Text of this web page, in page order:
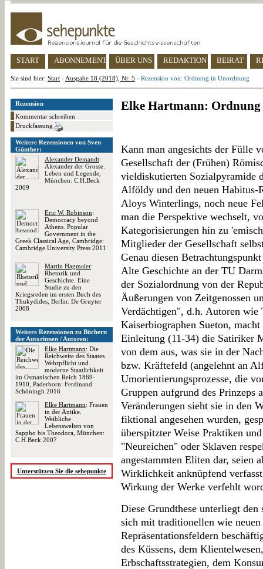
START ABONNEMENT ÜBER UNS REDAKTION BEIRAT
Sie sind hier: Start - Ausgabe 18 (2018), Nr. 5 - Rezension von: Ordnung in Unordnung
Rezension
Kommentar schreiben
Druckfassung
Weitere Rezensionen von Sven
Günther:
Alexander Demandt:
Alexander der Grosse.
Leben und Legende,
München: C.H.Beck
2009
Eric W. Robinson:
Democracy beyond
Athens. Popular
Government in the
Greek Classical Age, Cambridge:
Cambridge University Press 2011
Martin Hagmaier:
Rhetorik und
Geschichte. Eine
Studie zu den
Kriegsreden im ersten Buch des
Thukydides, Berlin: De Gruyter
2008
Weitere Rezensionen zu Büchern
der Autorinnen / Autoren:
Elke Hartmann: Die
Reichweite des Staates.
Wehrpflicht und
moderne Staatlichkeit
im Osmanischen Reich 1869-
1910, Paderborn: Ferdinand
Schöningh 2016
Elke Hartmann: Frauen
in der Antike.
Weibliche
Lebenswelten von
Sappho bis Theodora, München:
C.H.Beck 2007
Unterstützen Sie die sehepunkte
Elke Hartmann:
Kann man angesichts der Fülle
Gesellschaft der (Frühen)
vieldiskutierten Sozialpyramide
Alföldy und den neuen Habitus-
Aloys Winterlings, noch neue
man die Perspektive wechselt,
Kategorisierungen hin zu
Mitglieder der Gesellschaft
Genau diesen
Alte Geschichte an der TU
der Sozialordnung von der
Äußerungen von Zeitgenossen
Verdächtigen", d.h. Autoren wie
Kaiserbiographen Sueton,
Einleitung (11-34) die Satiriker
von dem aus, was sie in der
bzw. Kräftefeld (angelehnt an
Umorientierungsprozesse, die
Gruppen aufgrund des Prinzeps
Veränderungen sieht sie in den
fiktional angesehen wurden,
überspitzter Weise Praktiken
"Neureichen" oder Sklaven
angestammten Eliten dar, seien
Wirklichkeit anknüpfend
Wirkung der Werke verfehlt
Diese Grundthese unterliegt
sich mit traditionellen wie
Repräsentationsfeldern
des Küssens, dem
Erbschaftsstrategien, dem